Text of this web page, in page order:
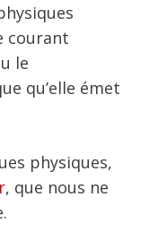
courant
le
qu’elle émet
physiques,
, que nous ne